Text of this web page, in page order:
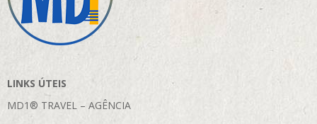
LINKS ÚTEIS
MD1® TRAVEL – AGÊNCIA